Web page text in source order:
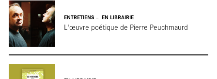
ENTRETIENS EN LIBRAIRIE
L'œuvre poétique de Pierre Peuchmaurd